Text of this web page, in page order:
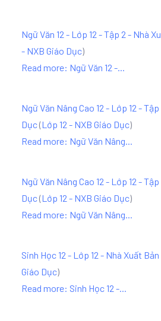
Ngữ Văn 12 - Lớp 12 - Tập 2 - Nhà
- NXB Giáo Dục)
Read more: Ngữ Văn 12 -...
Ngữ Văn Nâng Cao 12 - Lớp 12 -
Dục(Lớp 12 - NXB Giáo Dục)
Read more: Ngữ Văn Nâng...
Ngữ Văn Nâng Cao 12 - Lớp 12 -
Dục(Lớp 12 - NXB Giáo Dục)
Read more: Ngữ Văn Nâng...
Sinh Học 12 - Lớp 12 - Nhà Xuất
Giáo Dục)
Read more: Sinh Học 12 -...